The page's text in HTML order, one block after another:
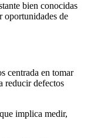
bien conocidas
oportunidades de
centrada en tomar
reducir defectos
implica medir,